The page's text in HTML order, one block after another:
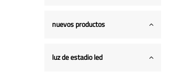
nuevos productos
luz de estadio led